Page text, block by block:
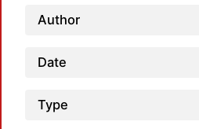
Author
Date
Type